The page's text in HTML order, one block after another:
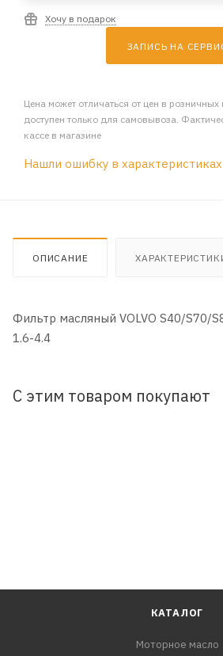
Хочу в подарок
ЗАПИСЬ НА
Цена может отличаться от цен в розничных
доступен только для самовывоза.
кассе в магазине
Нашли ошибку в
ОПИСАНИЕ
Фильтр масляный VOLVO S40/S70/
1.6-4.4
С этим товаром покупают
КАТАЛОГ
Моторное масло